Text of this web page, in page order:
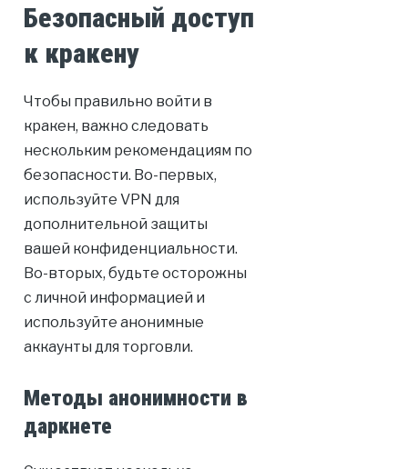
Безопасный доступ
к кракену
Чтобы правильно войти в
кракен, важно следовать
нескольким рекомендациям по
безопасности. Во-первых,
используйте VPN для
дополнительной защиты
вашей конфиденциальности.
Во-вторых, будьте осторожны
с личной информацией и
используйте анонимные
аккаунты для торговли.
Методы анонимности в
даркнете